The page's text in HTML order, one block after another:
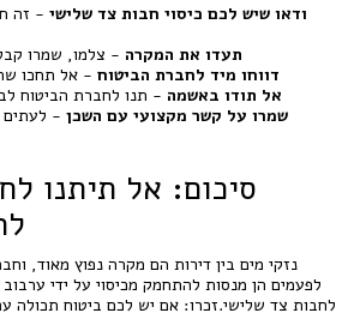
ודאו שיש לכם כיסוי חבות צד שלישי - זה
תעדו את המקרה - צלמו, שמרו
דווחו מיד לחברת הביטוח - אל תחכו
אל תודו באשמה - תנו לחברת הביטוח
שמרו על קשר מקצועי עם השכן - לעתים
סיכום: אל תיתנו
נזקי מים בין דירות הם מקרה נפוץ מאוד,
לפעמים הן מנסות להתחמק מכיסוי על ידי ערבוב
לחבות צד שלישי.זכרו: אם יש לכם ביטוח תכולה